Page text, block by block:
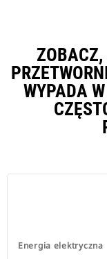
ZOBACZ,
WYPADA
Energia elektryczna